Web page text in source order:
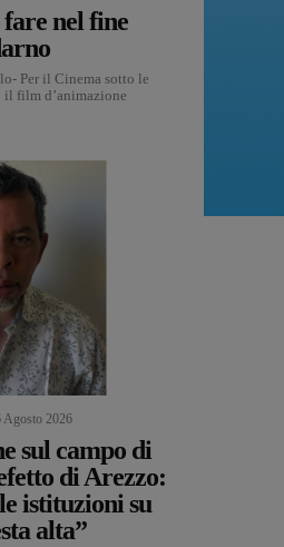
nel fine
Per il Cinema sotto le
il film d’animazione
Agosto 2026
sul campo di
di Arezzo:
istituzioni su
alta”